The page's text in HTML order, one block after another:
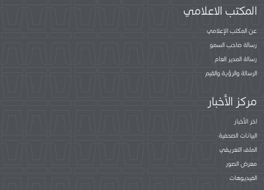
المكتب الاعلامي
عن المكتب الإعلامي
رسالة صاحب السمو
رسالة المدير العام
الرسالة والرؤية والقيم
مركز الأخبار
اخر الأخبار
البيانات الصحفية
الملف التعريفي
معرض الصور
الفيديوهات